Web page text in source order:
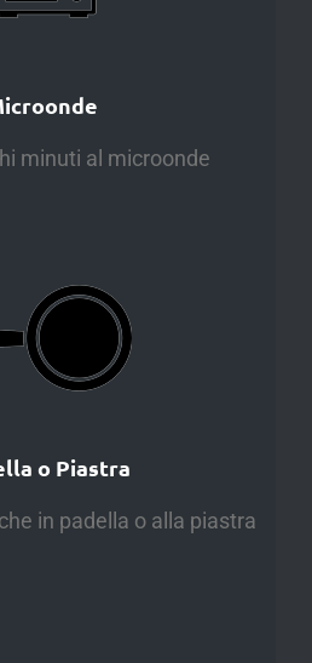
minuti al microonde
o Piastra
in padella o alla piastra